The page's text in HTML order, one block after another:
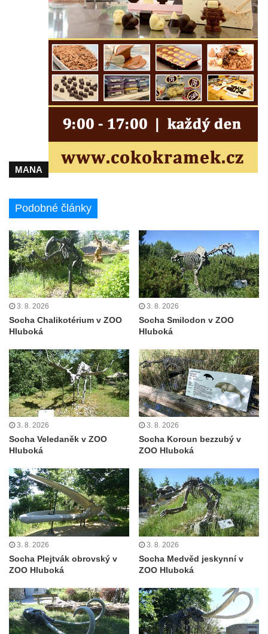
Pamětní deska Josefa Hloucha na
biskupské rezidenci v Českých
Budějovicích
Socha žáby u rybníčku na Náměstí v
Kamenném Újezdě
Pamětní kámen družebních obcí Kamenný
Újezd a Krauchthal v parku na Náměstí v
Kamenném Újezdě
Socha na náměstí J. V. Kamarýta ve
Velešíně
Pomník J. V. Kamarýta v Krumlovské ulici ve
Pamětní deska arcibiskupa Micara ve
Plastika Koule v Gutenbergově ulici v
Liberci
Pamětní deska Vojtěcha Kocmicha na
domě čp. 37 v ulici Betlém v Římově
Pomník na paměť zrušení roboty v Plavu
Socha vodníka v Plavu
Socha svatého Jana Nepomuckého v
Třebušíně
Pamětní deska Johanna Nepomuka
Fischera na domě čp. 5/16 na třídě 9.
května v Rumburku
severně od Tokáně
Huberta
Obrázek svatého Jakuba na skále u cesty
východně od Srbské Kamenice
Busta Jana Amose Komenského na domě
čp. 37 v Račicích
Socha ležícího koně v Sadech
Socha Medvídě v Tierpark Chemnitz
Sochy Ležící žena v Tierpark Chemnitz
MANA
Podobné články
3. 8. 2026
Socha Chalikotérium v ZOO
Hluboká
3. 8. 2026
Socha Smilodon v ZOO
Hluboká
3. 8. 2026
Socha Veledaněk v ZOO
Hluboká
3. 8. 2026
Socha Koroun bezzubý v
ZOO Hluboká
3. 8. 2026
Socha Plejtvák obrovský v
ZOO Hluboká
3. 8. 2026
Socha Medvěd jeskynní v
ZOO Hluboká